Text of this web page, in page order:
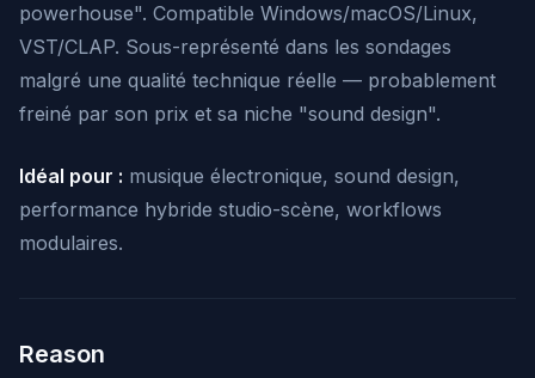
powerhouse". Compatible Windows/macOS/Linux,
VST/CLAP. Sous-représenté dans les sondages
malgré une qualité technique réelle — probablement
freiné par son prix et sa niche "sound design".
Idéal pour : musique électronique, sound design,
performance hybride studio-scène, workflows
modulaires.
Reason